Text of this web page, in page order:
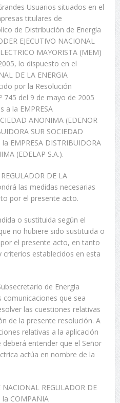
Usuarios situados en el
titulares de
de Distribución de Energía
EJECUTIVO NACIONAL
MAYORISTA (MEM)
lo dispuesto en el
DE LA ENERGIA
por la Resolución
745 del 9 de mayo de 2005
a la EMPRESA
ANONIMA (EDENOR
SUR SOCIEDAD
EMPRESA DISTRIBUIDORA
(EDELAP S.A.).
DE LA
las medidas necesarias
por el presente acto.
o sustituida según el
no hubiere sido sustituida o
el presente acto, en tanto
establecidos en esta
de Energía
comunicaciones que sea
las cuestiones relativas
de la presente resolución. A
relativas a la aplicación
entender que el Señor
actúa en nombre de la
REGULADOR DE
la COMPAÑIA